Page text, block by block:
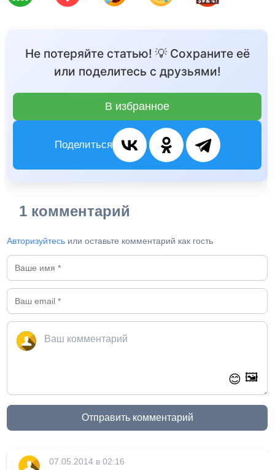
Не потеряйте статью! 💡 Сохраните её
или поделитесь с друзьями!
В избранное
Поделиться
1 комментарий
Авторизуйтесь или оставьте комментарий как гость
😊 🖼️
Отправить комментарий
07.05.2014 в 02:16